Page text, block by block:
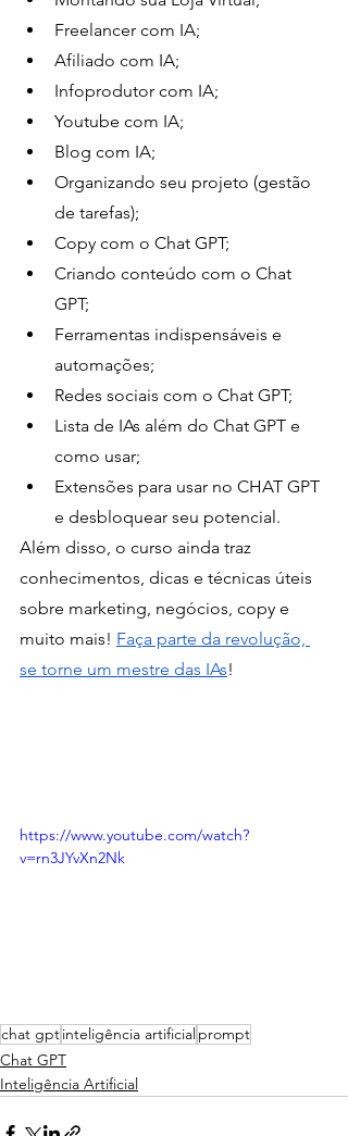
Freelancer com IA;
Afiliado com IA;
Infoprodutor com IA;
Youtube com IA;
Blog com IA;
Organizando seu projeto (gestão
de tarefas);
Copy com o Chat GPT;
Criando conteúdo com o Chat
GPT;
Ferramentas indispensáveis e
automações;
Redes sociais com o Chat GPT;
Lista de IAs além do Chat GPT e
como usar;
Extensões para usar no CHAT GPT
e desbloquear seu potencial.
Além disso, o curso ainda traz
conhecimentos, dicas e técnicas úteis
sobre marketing, negócios, copy e
muito mais! Faça parte da revolução,
se torne um mestre das IAs!
https://www.youtube.com/watch?
v=rn3JYvXn2Nk
chat gptinteligência artificialprompt
Chat GPT
Inteligência Artificial